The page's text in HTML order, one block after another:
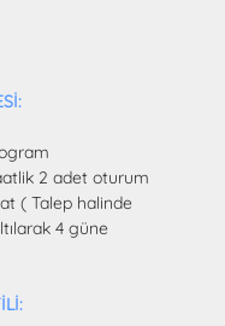
2 adet oturum
( Talep halinde
4 güne